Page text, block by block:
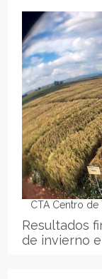
CTA Centro de
Resultados
de invierno